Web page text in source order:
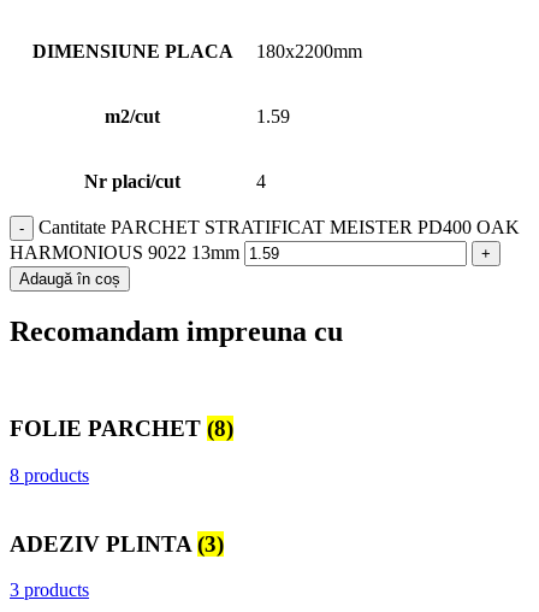
DIMENSIUNE PLACA 180x2200mm
m2/cut 1.59
Nr placi/cut 4
Cantitate PARCHET STRATIFICAT MEISTER PD400 OAK
HARMONIOUS 9022 13mm
Adaugă în coș
Recomandam impreuna cu
FOLIE PARCHET (8)
8 products
ADEZIV PLINTA (3)
3 products